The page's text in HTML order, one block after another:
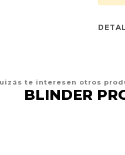
te interesen otros
BLINDER